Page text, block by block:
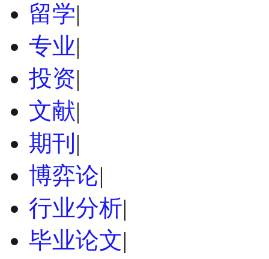
留学|
专业|
投资|
文献|
期刊 |
博弈论|
行业分析|
毕业论文|